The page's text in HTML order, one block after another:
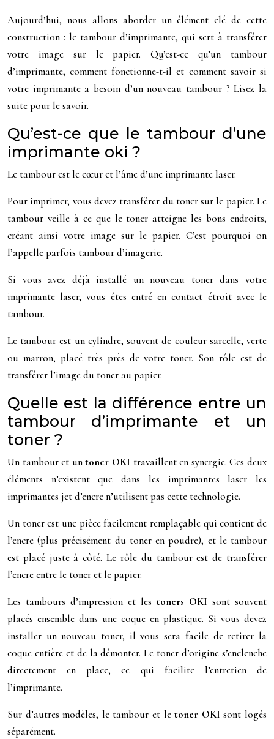
Aujourd’hui, nous allons aborder un élément clé de cette
construction : le tambour d’imprimante, qui sert à transférer
votre image sur le papier. Qu’est-ce qu’un tambour
d’imprimante, comment fonctionne-t-il et comment savoir si
votre imprimante a besoin d’un nouveau tambour ? Lisez la
suite pour le savoir.
Qu’est-ce que le tambour d’une
imprimante oki ?
Le tambour est le cœur et l’âme d’une imprimante laser.
Pour imprimer, vous devez transférer du toner sur le papier. Le
tambour veille à ce que le toner atteigne les bons endroits,
créant ainsi votre image sur le papier. C’est pourquoi on
l’appelle parfois tambour d’imagerie.
Si vous avez déjà installé un nouveau toner dans votre
imprimante laser, vous êtes entré en contact étroit avec le
tambour.
Le tambour est un cylindre, souvent de couleur sarcelle, verte
ou marron, placé très près de votre toner. Son rôle est de
transférer l’image du toner au papier.
Quelle est la différence entre un
tambour d’imprimante et un
toner ?
Un tambour et untoner OKI travaillent en synergie. Ces deux
éléments n’existent que dans les imprimantes laser les
imprimantes jet d’encre n’utilisent pas cette technologie.
Un toner est une pièce facilement remplaçable qui contient de
l’encre (plus précisément du toner en poudre), et le tambour
est placé juste à côté. Le rôle du tambour est de transférer
l’encre entre le toner et le papier.
Les tambours d’impression et les toners OKI sont souvent
placés ensemble dans une coque en plastique. Si vous devez
installer un nouveau toner, il vous sera facile de retirer la
coque entière et de la démonter. Le toner d’origine s’enclenche
directement en place, ce qui facilite l’entretien de
l’imprimante.
Sur d’autres modèles, le tambour et letoner OKIsont logés
séparément.